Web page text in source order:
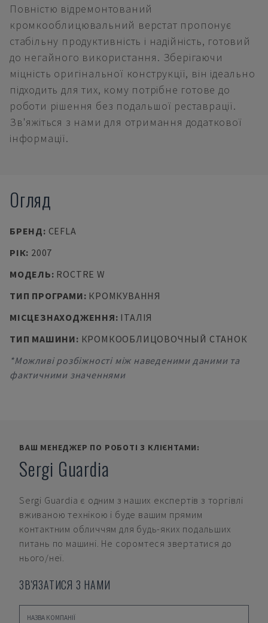
Повністю відремонтований
кромкооблицювальний верстат пропонує
стабільну продуктивність і надійність, готовий
до негайного використання. Зберігаючи
міцність оригінальної конструкції, він ідеально
підходить для тих, кому потрібне готове до
роботи рішення без подальшої реставрації.
Зв'яжіться з нами для отримання додаткової
інформації.
Огляд
БРЕНД: CEFLA
РІК: 2007
МОДЕЛЬ: ROCTRE W
ТИП ПРОГРАМИ: КРОМКУВАННЯ
МІСЦЕЗНАХОДЖЕННЯ: ІТАЛІЯ
ТИП МАШИНИ: КРОМКООБЛИЦОВОЧНЫЙ СТАНОК
*Можливі розбіжності між наведеними даними та
фактичними значеннями
ВАШ МЕНЕДЖЕР ПО РОБОТІ З КЛІЄНТАМИ:
Sergi Guardia
Sergi Guardia є одним з наших експертів з торгівлі
вживаною технікою і буде вашим прямим
контактним обличчям для будь-яких подальших
питань по машині. Не соромтеся звертатися до
нього/неї.
ЗВ'ЯЗАТИСЯ З НАМИ